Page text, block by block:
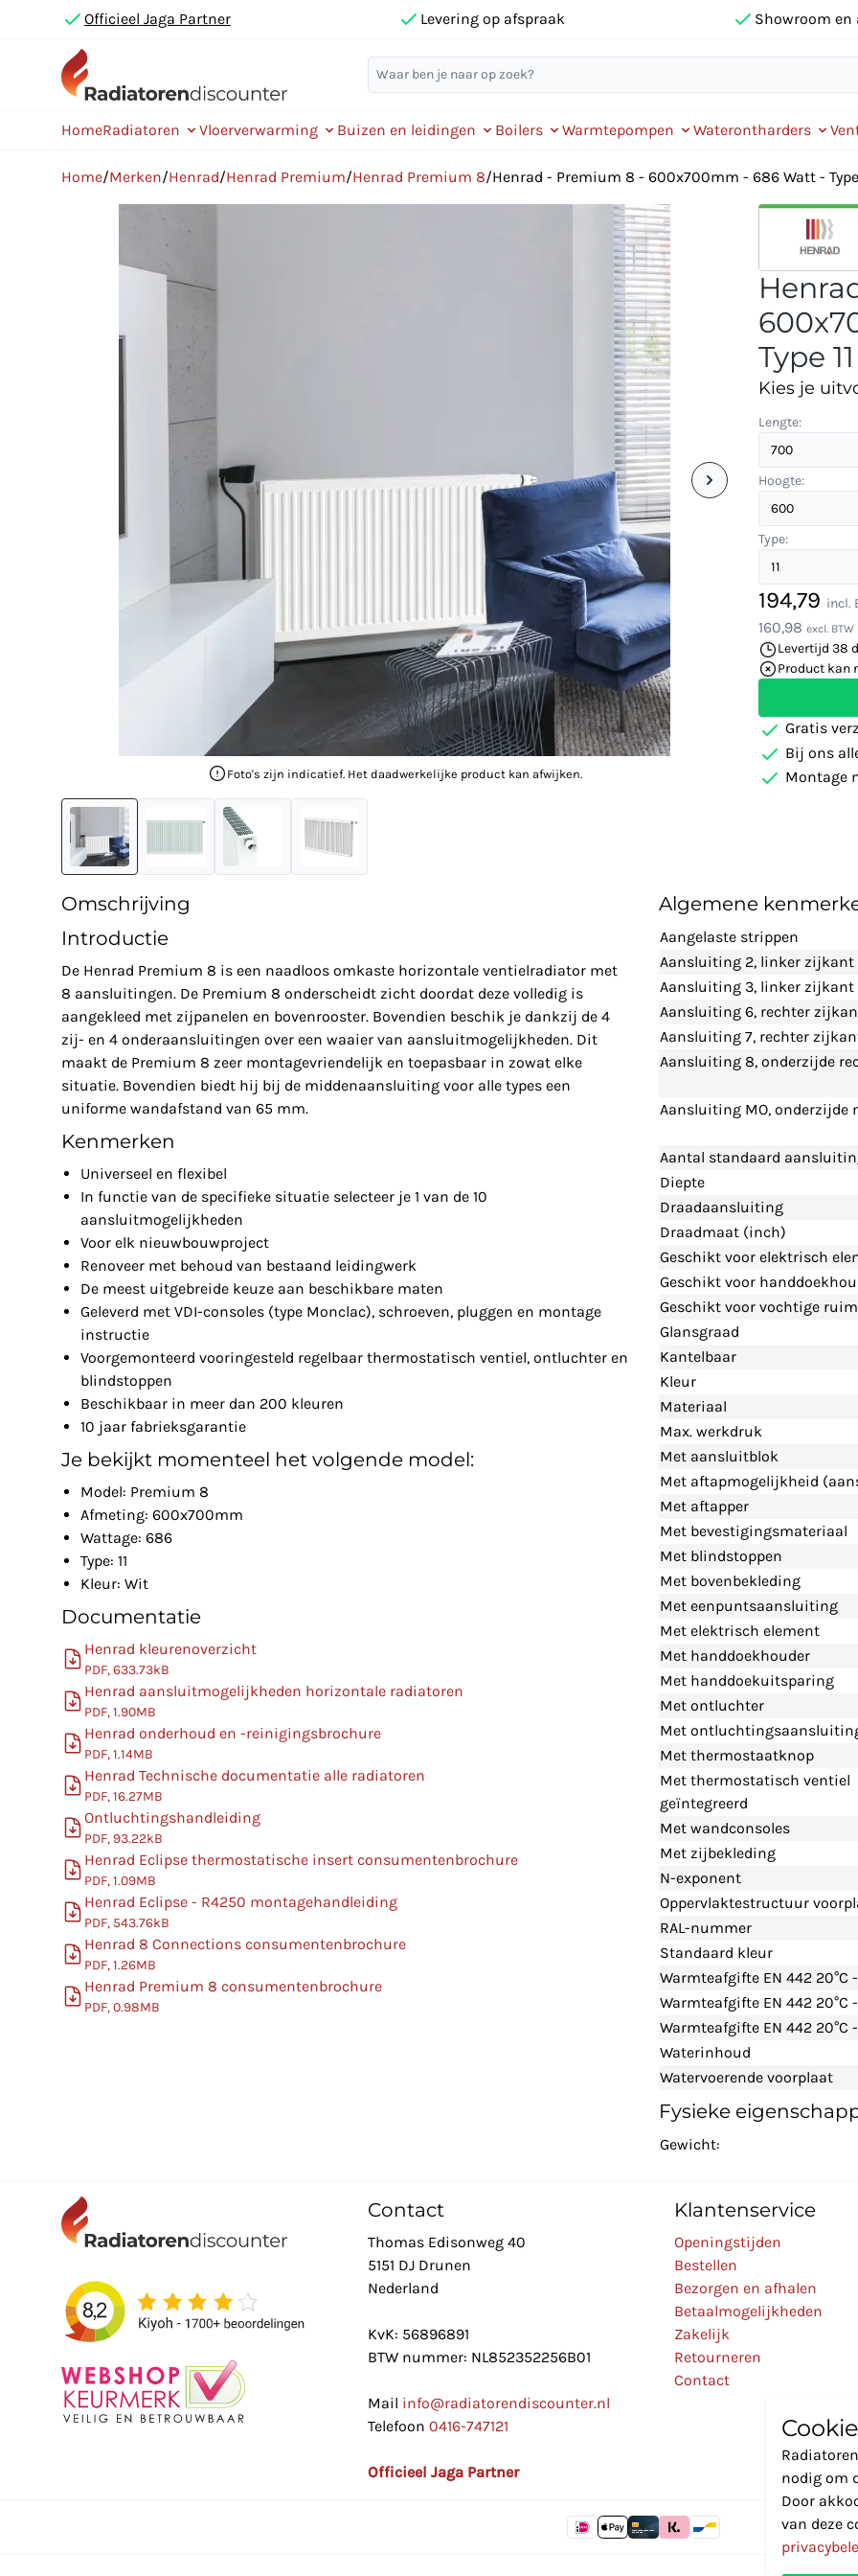
Officieel Jaga Partner Levering op afspraak Showroom en
HomeRadiatoren Vloerverwarming Buizen en leidingen Boilers Warmtepompen Waterontharders
Home/Merken/Henrad/Henrad Premium/Henrad Premium 8/Henrad - Premium 8 - 600x700mm - 686 Watt - Type
Foto's zijn indicatief. Het daadwerkelijke product kan afwijken.
Type
Kies je
Lengte:
Hoogte:
Type:
194,79 incl.
160,98 excl. BTW
Levertijd 38
Product kan
Gratis
Bij ons
Montage
Omschrijving
Introductie
De Henrad Premium 8 is een naadloos omkaste horizontale ventielradiator met
8 aansluitingen. De Premium 8 onderscheidt zicht doordat deze volledig is
aangekleed met zijpanelen en bovenrooster. Bovendien beschik je dankzij de 4
zij- en 4 onderaansluitingen over een waaier van aansluitmogelijkheden. Dit
maakt de Premium 8 zeer montagevriendelijk en toepasbaar in zowat elke
situatie. Bovendien biedt hij bij de middenaansluiting voor alle types een
uniforme wandafstand van 65 mm.
Kenmerken
Universeel en flexibel
In functie van de specifieke situatie selecteer je 1 van de 10
aansluitmogelijkheden
Voor elk nieuwbouwproject
Renoveer met behoud van bestaand leidingwerk
De meest uitgebreide keuze aan beschikbare maten
Geleverd met VDI-consoles (type Monclac), schroeven, pluggen en montage
instructie
Voorgemonteerd vooringesteld regelbaar thermostatisch ventiel, ontluchter en
blindstoppen
Beschikbaar in meer dan 200 kleuren
10 jaar fabrieksgarantie
Je bekijkt momenteel het volgende model:
Model: Premium 8
Afmeting: 600x700mm
Wattage: 686
Type: 11
Kleur: Wit
Documentatie
Henrad kleurenoverzicht
PDF, 633.73kB
Henrad aansluitmogelijkheden horizontale radiatoren
PDF, 1.90MB
Henrad onderhoud en -reinigingsbrochure
PDF, 1.14MB
Henrad Technische documentatie alle radiatoren
PDF, 16.27MB
Ontluchtingshandleiding
PDF, 93.22kB
Henrad Eclipse thermostatische insert consumentenbrochure
PDF, 1.09MB
Henrad Eclipse - R4250 montagehandleiding
PDF, 543.76kB
Henrad 8 Connections consumentenbrochure
PDF, 1.26MB
Henrad Premium 8 consumentenbrochure
PDF, 0.98MB
Algemene
Aangelaste strippen
Aansluiting 2, linker zijkant
Aansluiting 3, linker zijkant
Aansluiting 6, rechter
Aansluiting 7, rechter
Aansluiting 8, onderzijde
Aansluiting MO, onderzijde
Aantal standaard
Diepte
Draadaansluiting
Draadmaat (inch)
Geschikt voor elektrisch
Geschikt voor
Geschikt voor vochtige
Glansgraad
Kantelbaar
Kleur
Materiaal
Max. werkdruk
Met aansluitblok
Met aftapmogelijkheid
Met aftapper
Met bevestigingsmateriaal
Met blindstoppen
Met bovenbekleding
Met eenpuntsaansluiting
Met elektrisch element
Met handdoekhouder
Met handdoekuitsparing
Met ontluchter
Met
Met thermostaatknop
Met thermostatisch ventiel
geïntegreerd
Met wandconsoles
Met zijbekleding
N-exponent
Oppervlaktestructuur
RAL-nummer
Standaard kleur
Warmteafgifte EN 442 20°C
Warmteafgifte EN 442 20°C
Warmteafgifte EN 442 20°C
Waterinhoud
Watervoerende voorplaat
Fysieke
Gewicht:
Contact
Thomas Edisonweg 40
5151 DJ Drunen
Nederland
KvK: 56896891
BTW nummer: NL852352256B01
Mail info@radiatorendiscounter.nl
Telefoon 0416-747121
Officieel Jaga Partner
Klantenservice
Openingstijden
Bestellen
Bezorgen en afhalen
Betaalmogelijkheden
Zakelijk
Retourneren
Contact
nodig om
Door
van deze